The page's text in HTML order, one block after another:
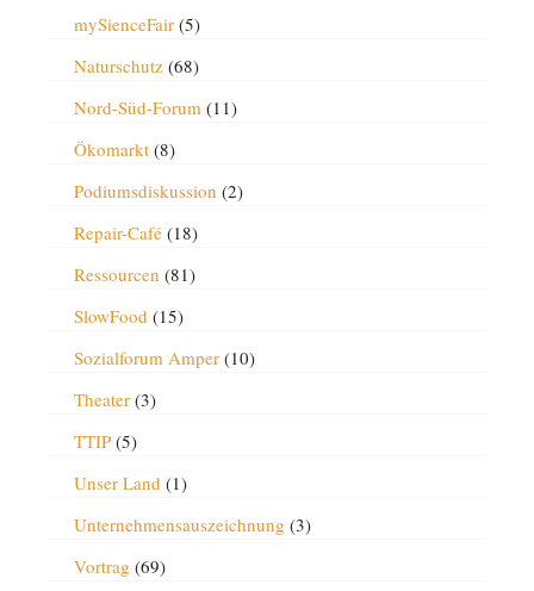
mySienceFair(5)
Naturschutz(68)
Nord-Süd-Forum(11)
Ökomarkt(8)
Podiumsdiskussion (2)
Repair-Café(18)
Ressourcen (81)
SlowFood (15)
Sozialforum Amper(10)
Theater(3)
TTIP(5)
Unser Land (1)
Unternehmensauszeichnung (3)
Vortrag (69)